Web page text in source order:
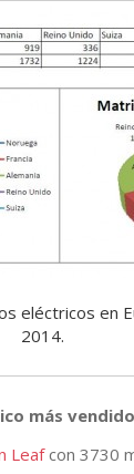
eléctricos en
2014.
más
Leafcon 3730